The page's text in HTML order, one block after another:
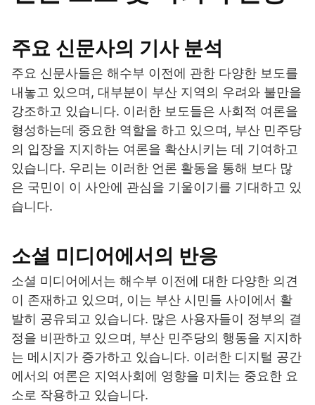
주요 신문사의 기사 분석
주요 신문사들은 해수부 이전에 관한 다양한 보도를
내놓고 있으며, 대부분이 부산 지역의 우려와 불만을
강조하고 있습니다. 이러한 보도들은 사회적 여론을
형성하는데 중요한 역할을 하고 있으며, 부산 민주당
의 입장을 지지하는 여론을 확산시키는 데 기여하고
있습니다. 우리는 이러한 언론 활동을 통해 보다 많
은 국민이 이 사안에 관심을 기울이기를 기대하고 있
습니다.
소셜 미디어에서의 반응
소셜 미디어에서는 해수부 이전에 대한 다양한 의견
이 존재하고 있으며, 이는 부산 시민들 사이에서 활
발히 공유되고 있습니다. 많은 사용자들이 정부의 결
정을 비판하고 있으며, 부산 민주당의 행동을 지지하
는 메시지가 증가하고 있습니다. 이러한 디지털 공간
에서의 여론은 지역사회에 영향을 미치는 중요한 요
소로 작용하고 있습니다.